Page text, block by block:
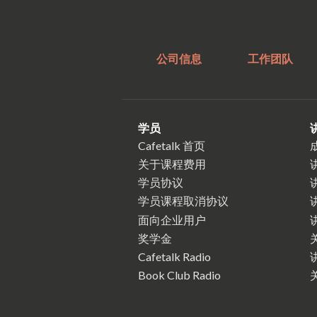
公司信息 工作团队
学员
Cafetalk 首页
关于课程费用
学员协议
学员课程取消协议
面向企业用户
奖学金
Cafetalk Radio
Book Club Radio